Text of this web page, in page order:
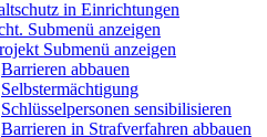
in Einrichtungen
Submenü anzeigen
Submenü anzeigen
Barrieren abbauen
Selbstermächtigung
Schlüsselpersonen sensibilisieren
Barrieren in Strafverfahren abbauen